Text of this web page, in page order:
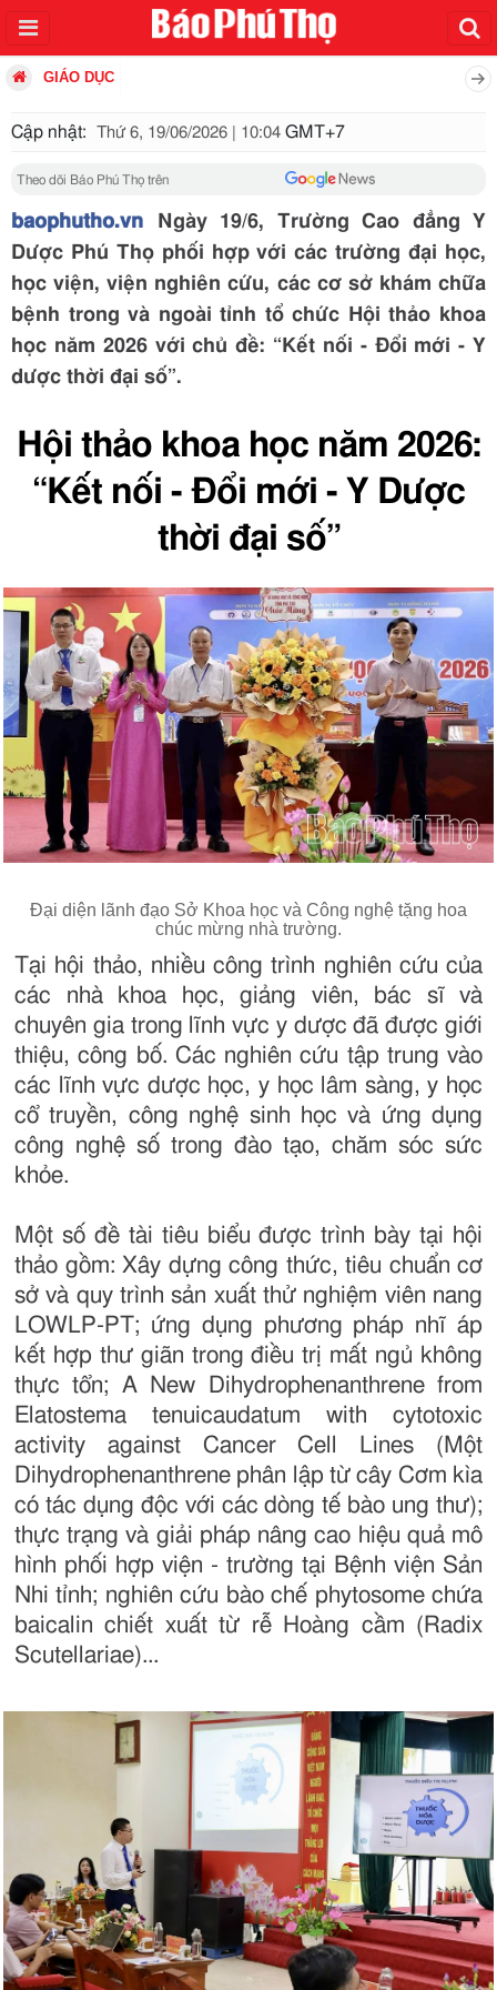
GIÁO DỤC
Cập nhật: Thứ 6, 19/06/2026 | 10:04 GMT+7
Theo dõi Báo Phú Thọ trên
baophutho.vn Ngày 19/6, Trường Cao đẳng Y
Dược Phú Thọ phối hợp với các trường đại học,
học viện, viện nghiên cứu, các cơ sở khám chữa
bệnh trong và ngoài tỉnh tổ chức Hội thảo khoa
học năm 2026 với chủ đề: “Kết nối - Đổi mới - Y
dược thời đại số”.
Hội thảo khoa học năm 2026:
“Kết nối - Đổi mới - Y Dược
thời đại số”
Đại diện lãnh đạo Sở Khoa học và Công nghệ tặng hoa
chúc mừng nhà trường.
Tại hội thảo, nhiều công trình nghiên cứu của
các nhà khoa học, giảng viên, bác sĩ và
chuyên gia trong lĩnh vực y dược đã được giới
thiệu, công bố. Các nghiên cứu tập trung vào
các lĩnh vực dược học, y học lâm sàng, y học
cổ truyền, công nghệ sinh học và ứng dụng
công nghệ số trong đào tạo, chăm sóc sức
khỏe.
Một số đề tài tiêu biểu được trình bày tại hội
thảo gồm: Xây dựng công thức, tiêu chuẩn cơ
sở và quy trình sản xuất thử nghiệm viên nang
LOWLP-PT; ứng dụng phương pháp nhĩ áp
kết hợp thư giãn trong điều trị mất ngủ không
thực tổn; A New Dihydrophenanthrene from
Elatostema tenuicaudatum with cytotoxic
activity against Cancer Cell Lines (Một
Dihydrophenanthrene phân lập từ cây Cơm kìa
có tác dụng độc với các dòng tế bào ung thư);
thực trạng và giải pháp nâng cao hiệu quả mô
hình phối hợp viện - trường tại Bệnh viện Sản
Nhi tỉnh; nghiên cứu bào chế phytosome chứa
baicalin chiết xuất từ rễ Hoàng cầm (Radix
Scutellariae)...